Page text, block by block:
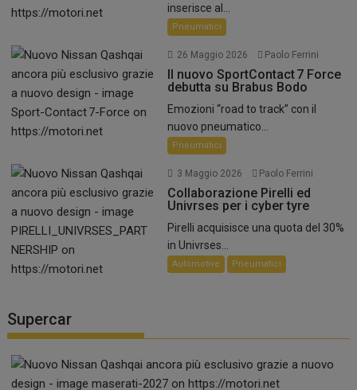
inserisce al...
Pneumatici
26 Maggio 2026 Paolo Ferrini
Il nuovo SportContact 7 Force
debutta su Brabus Bodo
Emozioni “road to track” con il
nuovo pneumatico...
Pneumatici
3 Maggio 2026 Paolo Ferrini
Collaborazione Pirelli ed
Univrses per i cyber tyre
Pirelli acquisisce una quota del 30%
in Univrses...
Automotive Pneumatici
Supercar